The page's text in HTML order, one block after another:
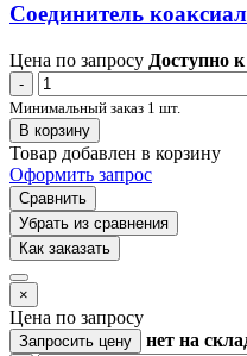
Соединитель
Цена по запросу Доступно к
-
Минимальный заказ 1 шт.
В корзину
Товар добавлен в корзину
Оформить запрос
Сравнить
Убрать из сравнения
Как заказать
×
Цена по запросу
Запросить цену нет на